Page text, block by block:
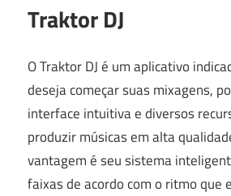
Traktor DJ
O Traktor DJ é um aplicativo
deseja começar suas mixagens,
interface intuitiva e diversos
produzir músicas em alta
vantagem é seu sistema
faixas de acordo com o ritmo que